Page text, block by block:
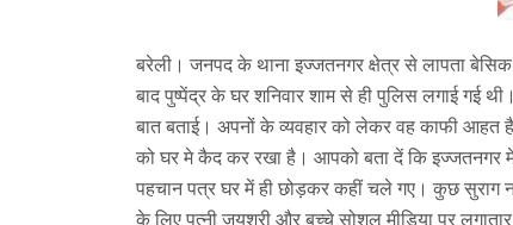
बरेली। जनपद के थाना इज्जतनगर क्षेत्र से लापता
बाद पुष्पेंद्र के घर शनिवार शाम से ही पुलिस लगाई गई
बात बताई। अपनों के व्यवहार को लेकर वह काफी आहत
को घर मे कैद कर रखा है। आपको बता दें कि इज्जतनगर में
पहचान पत्र घर में ही छोड़कर कहीं चले गए। कुछ सुराग
के लिए पत्नी जयश्री और बच्चे सोशल मीडिया पर